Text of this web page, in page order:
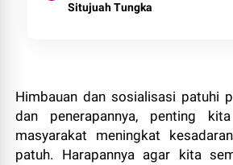
Situjuah Tungka
Himbauan dan sosialisasi patuhi
dan penerapannya, penting
masyarakat meningkat
patuh. Harapannya agar kita